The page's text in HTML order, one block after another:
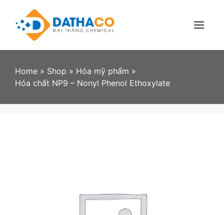
content
Menu
Home » Shop » Hóa mỹ phẩm »
Hóa chất NP9 – Nonyl Phenol Ethoxylate